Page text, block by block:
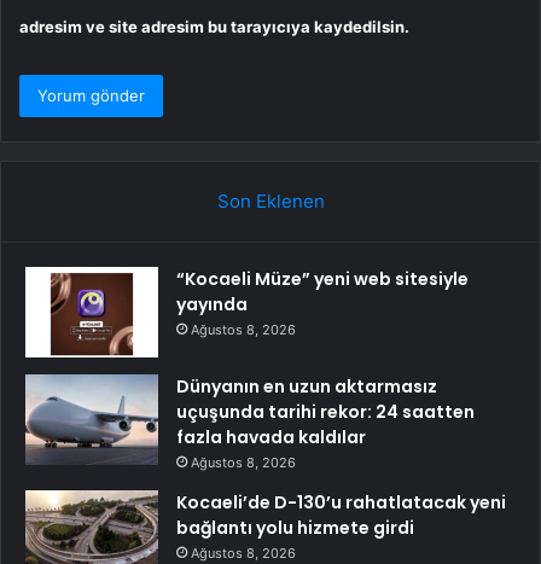
adresim ve site adresim bu tarayıcıya kaydedilsin.
Son Eklenen
“Kocaeli Müze” yeni web sitesiyle
yayında
Ağustos 8, 2026
Dünyanın en uzun aktarmasız
uçuşunda tarihi rekor: 24 saatten
fazla havada kaldılar
Ağustos 8, 2026
Kocaeli’de D-130’u rahatlatacak yeni
bağlantı yolu hizmete girdi
Ağustos 8, 2026